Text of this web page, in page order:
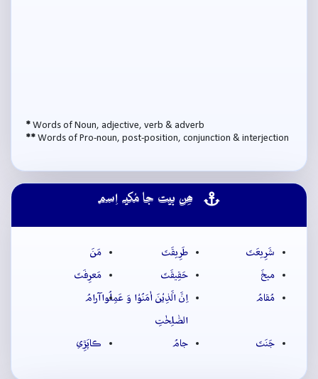
* Words of Noun, adjective, verb & adverb
** Words of Pro-noun, post-position, conjunction & interjection
ھِن بيت جا مُکيہ اِسم
شَرِيعَتَ طَرِيقَتَ
مَنَ
ميخَ
حَقِيقَتَ
مَعرِفَتَ
مُقامُ
اِنَّ الَّذِیْنَ اٰمَنُوْا وَ عَمِلُوا
الصّٰلِحٰتِ
آرامُ
جَنَتَ جامُ ڪاپَڙِي